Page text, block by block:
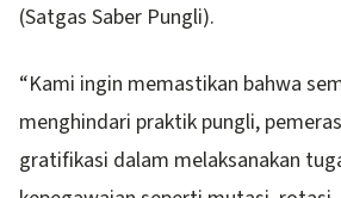
(Satgas Saber Pungli).
“Kami ingin memastikan bahwa
menghindari praktik pungli,
gratifikasi dalam melaksanakan